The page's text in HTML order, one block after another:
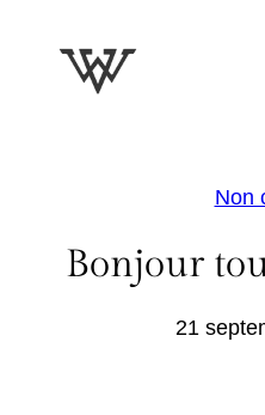
Non
Bonjour
21